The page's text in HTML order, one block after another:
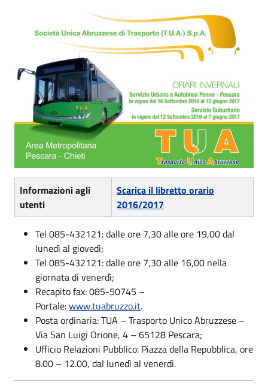
Informazioni agli
utenti
Scarica il libretto orario
2016/2017
Tel 085-432121: dalle ore 7,30 alle ore 19,00 dal
lunedì al giovedì;
Tel 085-432121: dalle ore 7,30 alle 16,00 nella
giornata di venerdì;
Recapito fax: 085-50745 –
Portale:www.tuabruzzo.it.
Posta ordinaria: TUA – Trasporto Unico Abruzzese –
Via San Luigi Orione, 4 – 65128 Pescara;
Ufficio Relazioni Pubblico: Piazza della Repubblica, ore
8.00 – 12.00, dal lunedì al venerdì.